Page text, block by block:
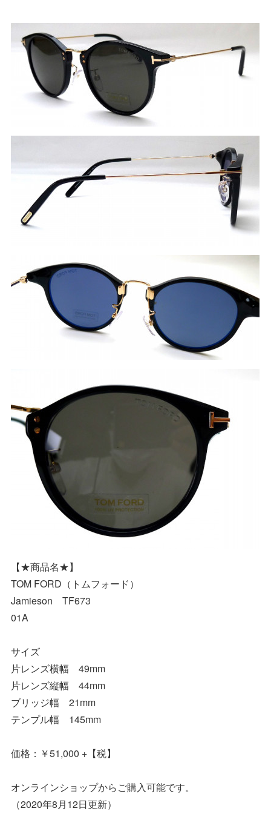
【★商品名★】
TOM FORD（トムフォード）
Jamieson TF673
01A
サイズ
片レンズ横幅 49mm
片レンズ縦幅 44mm
ブリッジ幅 21mm
テンプル幅 145mm
価格：￥51,000 +【税】
オンラインショップからご購入可能です。
（2020年8月12日更新）